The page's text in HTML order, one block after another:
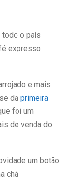
todo o país
expresso
e mais
da primeira
foi um
de venda do
um botão
chá